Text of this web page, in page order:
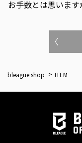
お手数とは思いま
bleague shop ITEM